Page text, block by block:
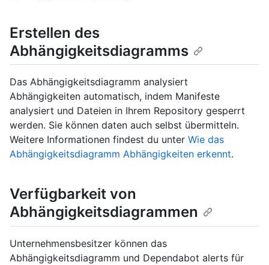
Erstellen des
Abhängigkeitsdiagramms
Das Abhängigkeitsdiagramm analysiert
Abhängigkeiten automatisch, indem Manifeste
analysiert und Dateien in Ihrem Repository gesperrt
werden. Sie können daten auch selbst übermitteln.
Weitere Informationen findest du unter Wie das
Abhängigkeitsdiagramm Abhängigkeiten erkennt.
Verfügbarkeit von
Abhängigkeitsdiagrammen
Unternehmensbesitzer können das
Abhängigkeitsdiagramm und Dependabot alerts für